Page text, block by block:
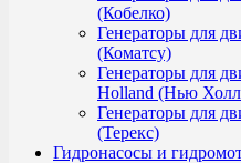
(Кобелко)
Генераторы для
(Коматсу)
Генераторы для
Holland (Нью
Генераторы для
(Терекс)
Гидронасосы и